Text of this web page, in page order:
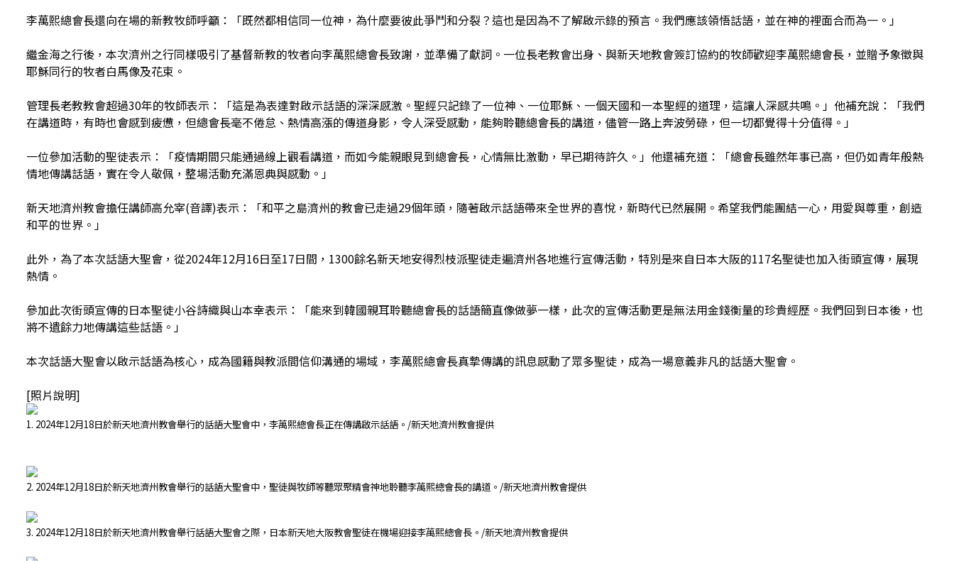
李萬熙總會長還向在場的新教牧師呼籲：「既然都相信同一位神，為什麼要彼此爭鬥和分裂？這也是因為不了解啟示錄的預言。我們應該領悟話語，並在神的裡面合而為一。」
繼金海之行後，本次濟州之行同樣吸引了基督新教的牧者向李萬熙總會長致謝，並準備了獻詞。一位長老教會出身、與新天地教會簽訂協約的牧師歡迎李萬熙總會長，並贈予象徵與
耶穌同行的牧者白馬像及花束。
管理長老教教會超過30年的牧師表示：「這是為表達對啟示話語的深深感激。聖經只記錄了一位神、一位耶穌、一個天國和一本聖經的道理，這讓人深感共鳴。」他補充說：「我們
在講道時，有時也會感到疲憊，但總會長毫不倦怠、熱情高漲的傳道身影，令人深受感動，能夠聆聽總會長的講道，儘管一路上奔波勞碌，但一切都覺得十分值得。」
一位參加活動的聖徒表示：「疫情期間只能通過線上觀看講道，而如今能親眼見到總會長，心情無比激動，早已期待許久。」他還補充道：「總會長雖然年事已高，但仍如青年般熱
情地傳講話語，實在令人敬佩，整場活動充滿恩典與感動。」
新天地濟州教會擔任講師高允宰(音譯)表示：「和平之島濟州的教會已走過29個年頭，隨著啟示話語帶來全世界的喜悅，新時代已然展開。希望我們能團結一心，用愛與尊重，創造
和平的世界。」
此外，為了本次話語大聖會，從2024年12月16日至17日間，1300餘名新天地安得烈枝派聖徒走遍濟州各地進行宣傳活動，特別是來自日本大阪的117名聖徒也加入街頭宣傳，展現
熱情。
參加此次街頭宣傳的日本聖徒小谷詩織與山本幸表示：「能來到韓國親耳聆聽總會長的話語簡直像做夢一樣，此次的宣傳活動更是無法用金錢衡量的珍貴經歷。我們回到日本後，也
將不遺餘力地傳講這些話語。」
本次話語大聖會以啟示話語為核心，成為國籍與教派間信仰溝通的場域，李萬熙總會長真摯傳講的訊息感動了眾多聖徒，成為一場意義非凡的話語大聖會。
[照片說明]
1. 2024年12月18日於新天地濟州教會舉行的話語大聖會中，李萬熙總會長正在傳講啟示話語。/新天地濟州教會提供
2. 2024年12月18日於新天地濟州教會舉行的話語大聖會中，聖徒與牧師等聽眾聚精會神地聆聽李萬熙總會長的講道。/新天地濟州教會提供
3. 2024年12月18日於新天地濟州教會舉行話語大聖會之際，日本新天地大阪教會聖徒在機場迎接李萬熙總會長。/新天地濟州教會提供